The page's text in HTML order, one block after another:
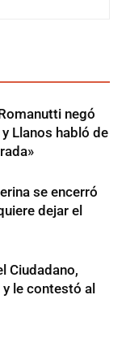
negó
Llanos habló de
se encerró
dejar el
Ciudadano,
le contestó al